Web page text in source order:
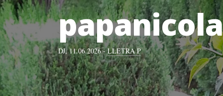
DJ, 11.06.2026 -LLETRA P